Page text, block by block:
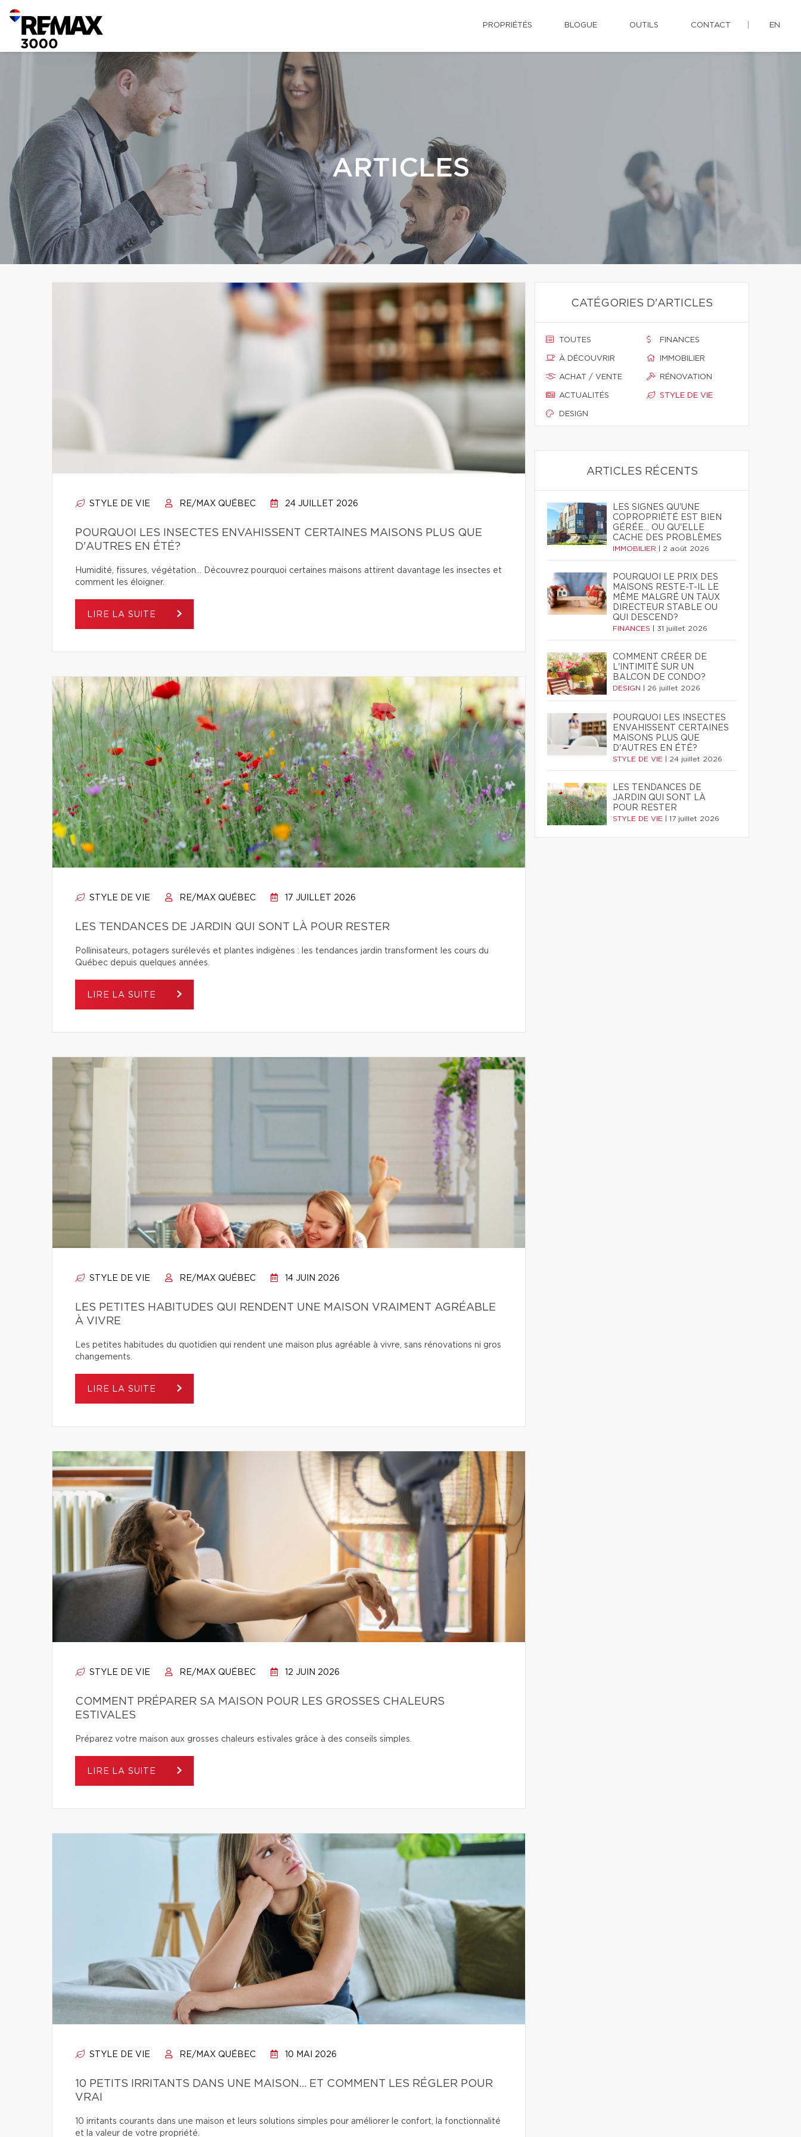
PROPRIÉTÉS BLOGUE OUTILS CONTACT EN
ARTICLES
STYLE DE VIE RE/MAX QUÉBEC 24 JUILLET 2026
POURQUOI LES INSECTES ENVAHISSENT CERTAINES MAISONS PLUS QUE
D'AUTRES EN ÉTÉ?
Humidité, fissures, végétation… Découvrez pourquoi certaines maisons attirent davantage les insectes et
comment les éloigner.
LIRE LA SUITE
STYLE DE VIE RE/MAX QUÉBEC 17 JUILLET 2026
LES TENDANCES DE JARDIN QUI SONT LÀ POUR RESTER
Pollinisateurs, potagers surélevés et plantes indigènes : les tendances jardin transforment les cours du
Québec depuis quelques années.
LIRE LA SUITE
STYLE DE VIE RE/MAX QUÉBEC 14 JUIN 2026
LES PETITES HABITUDES QUI RENDENT UNE MAISON VRAIMENT AGRÉABLE
À VIVRE
Les petites habitudes du quotidien qui rendent une maison plus agréable à vivre, sans rénovations ni gros
changements.
LIRE LA SUITE
STYLE DE VIE RE/MAX QUÉBEC 12 JUIN 2026
COMMENT PRÉPARER SA MAISON POUR LES GROSSES CHALEURS
ESTIVALES
Préparez votre maison aux grosses chaleurs estivales grâce à des conseils simples.
LIRE LA SUITE
STYLE DE VIE RE/MAX QUÉBEC 10 MAI 2026
10 PETITS IRRITANTS DANS UNE MAISON… ET COMMENT LES RÉGLER POUR
VRAI
10 irritants courants dans une maison et leurs solutions simples pour améliorer le confort, la fonctionnalité
et la valeur de votre propriété.
CATÉGORIES D'ARTICLES
TOUTES
À DÉCOUVRIR
ACHAT / VENTE
ACTUALITÉS
DESIGN
FINANCES
IMMOBILIER
RÉNOVATION
STYLE DE VIE
ARTICLES RÉCENTS
LES SIGNES QU'UNE
COPROPRIÉTÉ EST BIEN
GÉRÉE… OU QU'ELLE
CACHE DES PROBLÈMES
IMMOBILIER 2 août 2026
POURQUOI LE PRIX DES
MAISONS RESTE-T-IL LE
MÊME MALGRÉ UN TAUX
DIRECTEUR STABLE OU
QUI DESCEND?
FINANCES 31 juillet 2026
COMMENT CRÉER DE
L'INTIMITÉ SUR UN
BALCON DE CONDO?
DESIGN 26 juillet 2026
POURQUOI LES INSECTES
ENVAHISSENT CERTAINES
MAISONS PLUS QUE
D'AUTRES EN ÉTÉ?
STYLE DE VIE 24 juillet 2026
LES TENDANCES DE
JARDIN QUI SONT LÀ
POUR RESTER
STYLE DE VIE 17 juillet 2026